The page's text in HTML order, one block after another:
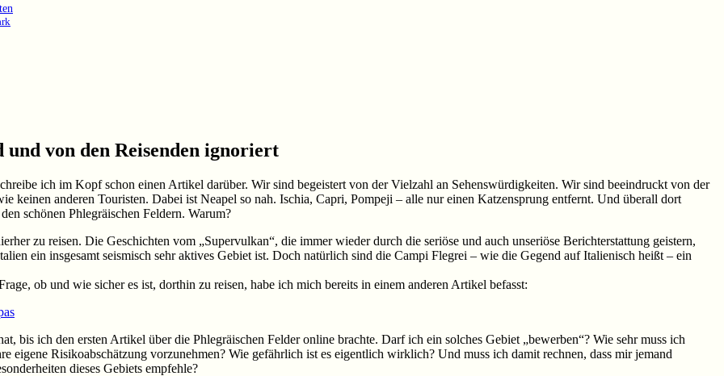
und von den Reisenden ignoriert
ich im Kopf schon einen Artikel darüber. Wir sind begeistert von der Vielzahl an Sehenswürdigkeiten. Wir sind beeindruckt von der
keinen anderen Touristen. Dabei ist Neapel so nah. Ischia, Capri, Pompeji – alle nur einen Katzensprung entfernt. Und überall dort
schönen Phlegräischen Feldern. Warum?
zu reisen. Die Geschichten vom „Supervulkan“, die immer wieder durch die seriöse und auch unseriöse Berichterstattung geistern,
ein insgesamt seismisch sehr aktives Gebiet ist. Doch natürlich sind die Campi Flegrei – wie die Gegend auf Italienisch heißt – ein
ob und wie sicher es ist, dorthin zu reisen, habe ich mich bereits in einem anderen Artikel befasst:
bis ich den ersten Artikel über die Phlegräischen Felder online brachte. Darf ich ein solches Gebiet „bewerben“? Wie sehr muss ich
eigene Risikoabschätzung vorzunehmen? Wie gefährlich ist es eigentlich wirklich? Und muss ich damit rechnen, dass mir jemand
dieses Gebiets empfehle?